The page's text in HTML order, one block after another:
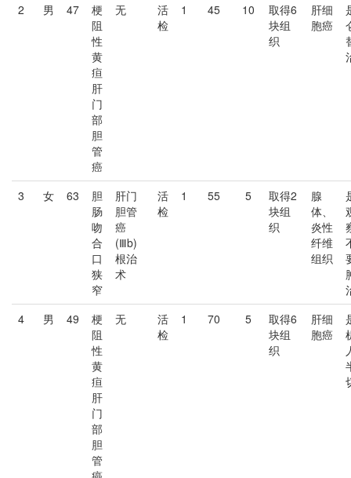
2 男 47
梗
阻
性
黄
疸
肝
门
部
胆
管
癌
无
活
检
1 45 10
取得6
块组
织
肝细
胞癌
3 女 63
胆
肠
吻
合
口
狭
窄
肝门
胆管
癌
(Ⅲb)
根治
术
活
检
1 55 5
取得2
块组
织
腺
体、
炎性
纤维
组织
4
男 49
梗
阻
性
黄
疸
肝
门
部
胆
管
无
活
检
1 70 5
取得6
块组
织
肝细
胞癌